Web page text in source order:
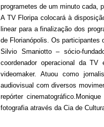
programetes de um minuto cada,
A TV Floripa colocará à
linear para a finalização dos
de Florianópolis. Os participantes
Silvio Smaniotto – sócio-
coordenador operacional da
videomaker. Atuou como
audiovisual com diversos
repórter
fotografia através da Cia de